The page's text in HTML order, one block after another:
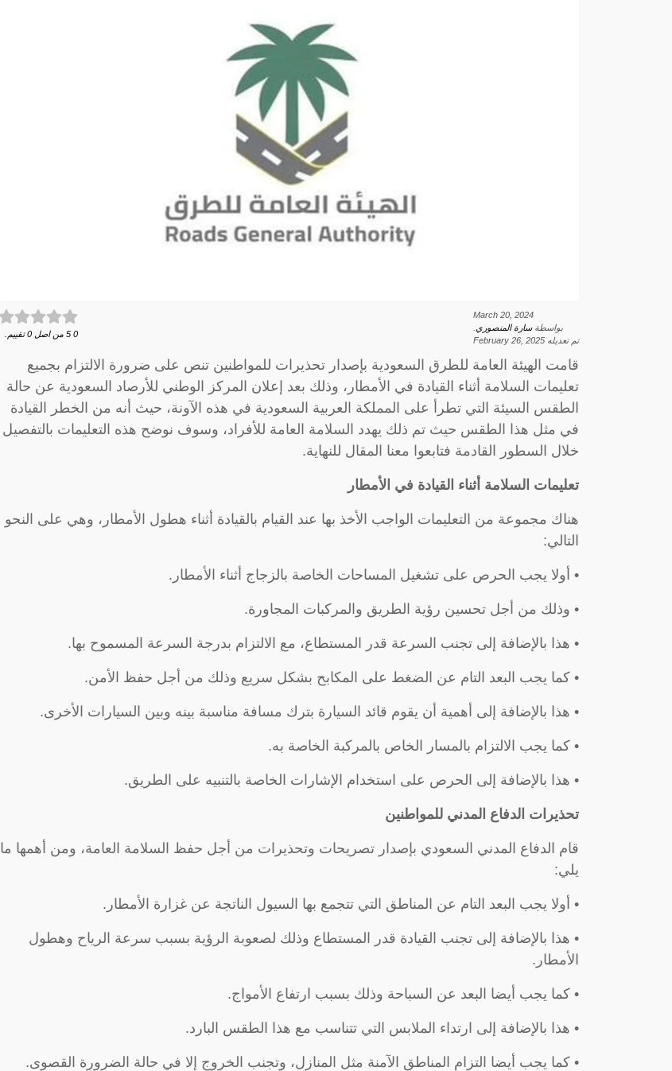
March 20, 2024
بواسطةسارة المنصوري
تم تعديله February 26, 2025
0
5 من اصل 0 تقييم.
قامت الهيئة العامة للطرق السعودية بإصدار تحذيرات للمواطنين تنص على ضرورة الالتزام بجميع
تعليمات السلامة أثناء القيادة في الأمطار، وذلك بعد إعلان المركز الوطني للأرصاد السعودية عن حالة
الطقس السيئة التي تطرأ على المملكة العربية السعودية في هذه الآونة، حيث أنه من الخطر القيادة
في مثل هذا الطقس حيث تم ذلك يهدد السلامة العامة للأفراد، وسوف نوضح هذه التعليمات بالتفصيل
خلال السطور القادمة فتابعوا معنا المقال للنهاية.
تعليمات السلامة أثناء القيادة في الأمطار
هناك مجموعة من التعليمات الواجب الأخذ بها عند القيام بالقيادة أثناء هطول الأمطار، وهي على النحو
التالي:
• أولا يجب الحرص على تشغيل المساحات الخاصة بالزجاج أثناء الأمطار.
• وذلك من أجل تحسين رؤية الطريق والمركبات المجاورة.
• هذا بالإضافة إلى تجنب السرعة قدر المستطاع، مع الالتزام بدرجة السرعة المسموح بها.
• كما يجب البعد التام عن الضغط على المكابح بشكل سريع وذلك من أجل حفظ الأمن.
• هذا بالإضافة إلى أهمية أن يقوم قائد السيارة بترك مسافة مناسبة بينه وبين السيارات الأخرى.
• كما يجب الالتزام بالمسار الخاص بالمركبة الخاصة به.
• هذا بالإضافة إلى الحرص على استخدام الإشارات الخاصة بالتنبيه على الطريق.
تحذيرات الدفاع المدني للمواطنين
قام الدفاع المدني السعودي بإصدار تصريحات وتحذيرات من أجل حفظ السلامة العامة، ومن أهمها ما
يلي:
• أولا يجب البعد التام عن المناطق التي تتجمع بها السيول الناتجة عن غزارة الأمطار.
• هذا بالإضافة إلى تجنب القيادة قدر المستطاع وذلك لصعوبة الرؤية بسبب سرعة الرياح وهطول
الأمطار.
• كما يجب أيضا البعد عن السباحة وذلك بسبب ارتفاع الأمواج.
• هذا بالإضافة إلى ارتداء الملابس التي تتناسب مع هذا الطقس البارد.
• كما يجب أيضا التزام المناطق الآمنة مثل المنازل، وتجنب الخروج إلا في حالة الضرورة القصوى.